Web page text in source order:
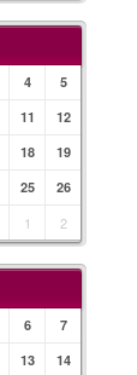
4
5
11
12
18
19
25
26
1 2
6
7
13
14